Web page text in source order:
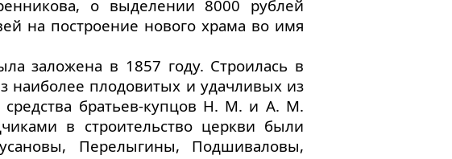
о выделении 8000 рублей
на построение нового храма во имя
заложена в 1857 году. Строилась в
наиболее плодовитых и удачливых из
средства братьев-купцов Н. М. и А. М.
в строительство церкви были
Перелыгины, Подшиваловы,